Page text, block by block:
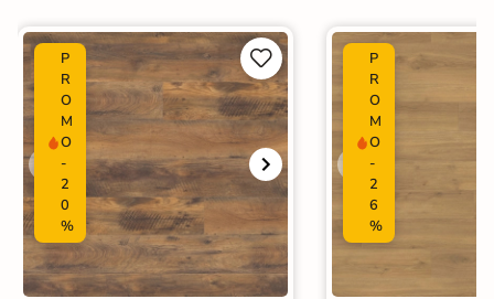
Normes Certification CE
Entretien
Facile à entretenir : habituellement
nettoyés à sec avec un chiffon ou
serpillère, les sols stratifiés peuvent
aussi être nettoyés à l’eau avec
produits de base neutres.
Origine Allemagne
P
R
O
M
O
-
2
0
%


P
R
O
M
O
-
2
6
%